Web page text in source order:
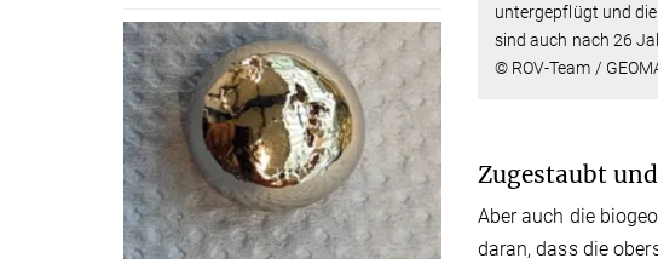
untergepflügt und
sind auch nach 26
© ROV-Team /
Zugestaubt
Aber auch die
daran, dass die